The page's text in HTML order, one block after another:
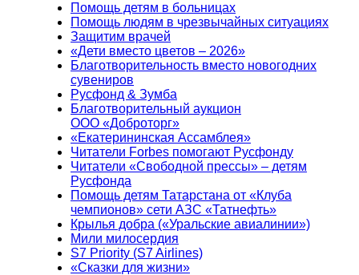
Помощь детям в больницах
Помощь людям в чрезвычайных ситуациях
Защитим врачей
«Дети вместо цветов – 2026»
Благотворительность вместо новогодних
сувениров
Русфонд & Зумба
Благотворительный аукцион
ООО «Доброторг»
«Екатерининская Ассамблея»
Читатели Forbes помогают Русфонду
Читатели «Свободной прессы» – детям
Русфонда
Помощь детям Татарстана от «Клуба
чемпионов» сети АЗС «Татнефть»
Крылья добра («Уральские авиалинии»)
Мили милосердия
S7 Priority (S7 Airlines)
«Сказки для жизни»